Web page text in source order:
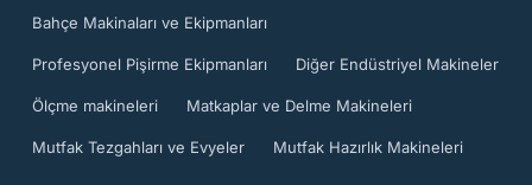
Bahçe Makinaları ve Ekipmanları
Profesyonel Pişirme Ekipmanları Diğer Endüstriyel Makineler
Ölçme makineleri Matkaplar ve Delme Makineleri
Mutfak Tezgahları ve Evyeler Mutfak Hazırlık Makineleri